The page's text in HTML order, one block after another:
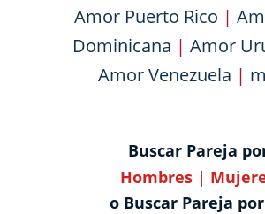
Amor Puerto Rico |
Dominicana | Amor
Amor Venezuela |
Buscar Pareja
Hombres |
o Buscar Pareja